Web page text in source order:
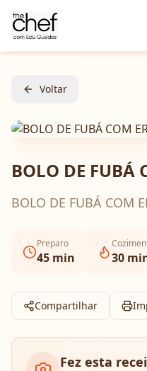
Voltar
BOLO DE FUBÁ
BOLO DE FUBÁ COM
Preparo
45 min 30
Compartilhar
Fez esta